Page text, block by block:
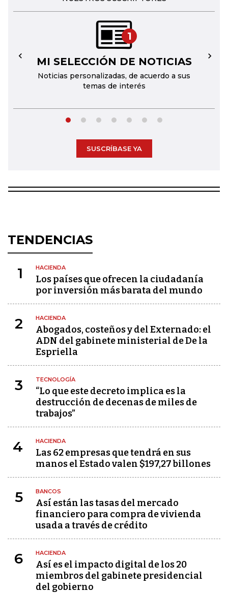
1
MI SELECCIÓN DE NOTICIAS
Noticias personalizadas, de acuerdo a sus
temas de interés
← →
SUSCRÍBASE YA
TENDENCIAS
1 HACIENDA
Los países que ofrecen la ciudadanía
por inversión más barata del mundo
2 HACIENDA
Abogados, costeños y del Externado: el
ADN del gabinete ministerial de De la
Espriella
3 TECNOLOGÍA
“Lo que este decreto implica es la
destrucción de decenas de miles de
trabajos”
4 HACIENDA
Las 62 empresas que tendrá en sus
manos el Estado valen $197,27 billones
5 BANCOS
Así están las tasas del mercado
financiero para compra de vivienda
usada a través de crédito
6 HACIENDA
Así es el impacto digital de los 20
miembros del gabinete presidencial
del gobierno